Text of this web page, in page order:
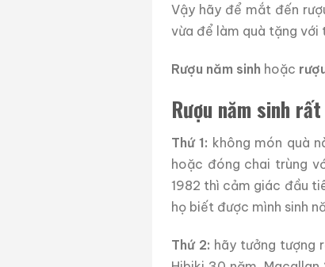
Vậy hãy để mắt đến
vừa để làm quà tặng với
Rượu năm sinh hoặc
Rượu năm sinh
Thứ 1: không món quà
hoặc đóng chai trùng
1982 thì cảm giác đầu
họ biết được mình sinh
Thứ 2: hãy tưởng tượng